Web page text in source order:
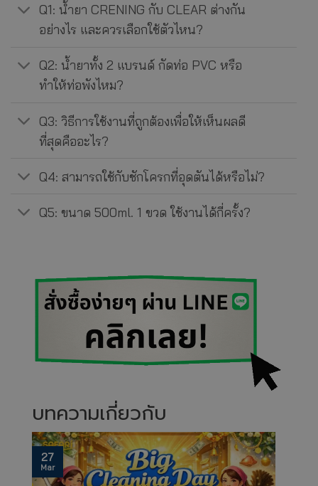
Q1: น้ำยา CRENING กับ CLEAR ต่างกัน
อย่างไร และควรเลือกใช้ตัวไหน?
Q2: น้ำยาทั้ง 2 แบรนด์ กัดท่อ PVC หรือ
ทำให้ท่อพังไหม?
Q3: วิธีการใช้งานที่ถูกต้องเพื่อให้เห็นผลดี
ที่สุดคืออะไร?
Q4: สามารถใช้กับชักโครกที่อุดตันได้หรือไม่?
Q5: ขนาด 500ml. 1 ขวด ใช้งานได้กี่ครั้ง?
บทความเกี่ยวกับ
31
Jan